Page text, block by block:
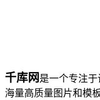
千库网 是一个专注
海量高质量图片和模